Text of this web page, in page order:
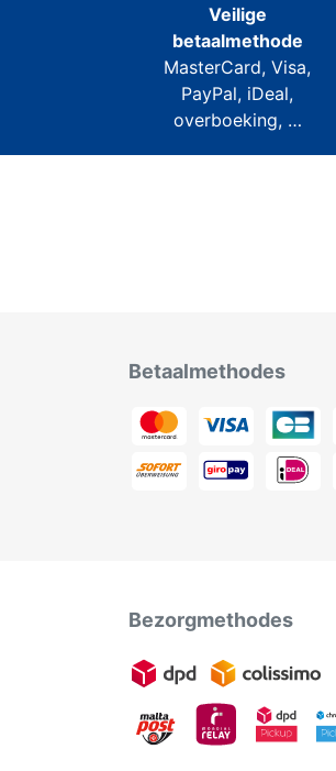
Veilige
betaalmethode
MasterCard, Visa,
PayPal, iDeal,
overboeking, …
Betaalmethodes
Bezorgmethodes